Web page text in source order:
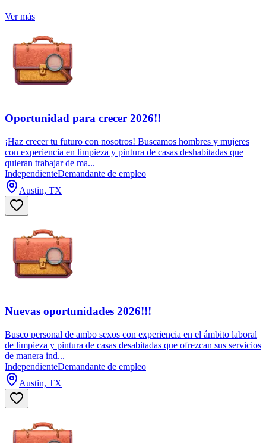
Ver más
Oportunidad para crecer 2026!!
¡Haz crecer tu futuro con nosotros! Buscamos hombres y mujeres
con experiencia en limpieza y pintura de casas deshabitadas que
quieran trabajar de ma...
IndependienteDemandante de empleo
Austin, TX
Nuevas oportunidades 2026!!!
Busco personal de ambo sexos con experiencia en el ámbito laboral
de limpieza y pintura de casas desabitadas que ofrezcan sus servicios
de manera ind...
IndependienteDemandante de empleo
Austin, TX